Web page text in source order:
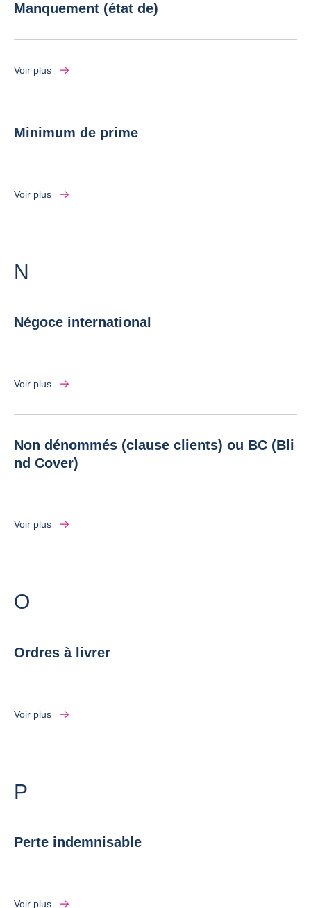
Manquement (état de)
Voir plus
Minimum de prime
Voir plus
Lettre
N
Négoce international
Voir plus
Non dénommés (clause clients) ou BC (Bli
nd Cover)
Voir plus
Lettre
O
Ordres à livrer
Voir plus
Lettre
P
Perte indemnisable
Voir plus